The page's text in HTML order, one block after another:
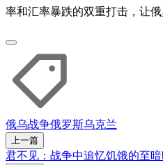
率和汇率暴跌的双重打击，让
俄乌战争俄罗斯乌克兰
上一篇
君不见：战争中追忆饥饿的至暗